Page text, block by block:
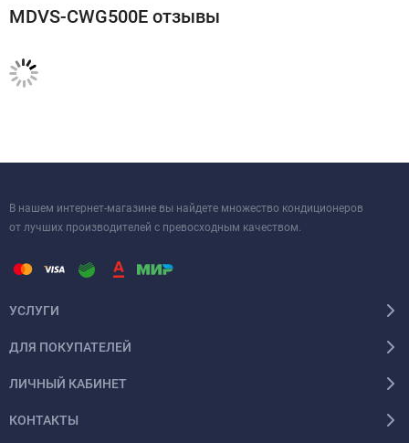
MDVS-CWG500E отзывы
В нашем интернет-магазине вы найдете множество кондиционеров
от лучших производителей с превосходным качеством.
УСЛУГИ
ДЛЯ ПОКУПАТЕЛЕЙ
ЛИЧНЫЙ КАБИНЕТ
КОНТАКТЫ